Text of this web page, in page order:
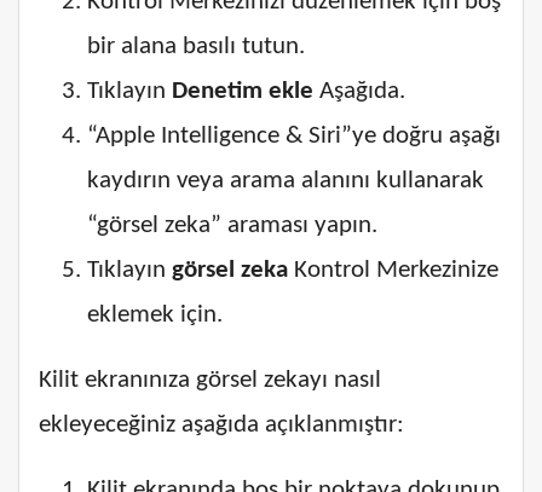
bir alana basılı tutun.
Tıklayın Denetim ekle Aşağıda.
“Apple Intelligence & Siri”ye doğru aşağı
kaydırın veya arama alanını kullanarak
“görsel zeka” araması yapın.
Tıklayın görsel zeka Kontrol Merkezinize
eklemek için.
Kilit ekranınıza görsel zekayı nasıl
ekleyeceğiniz aşağıda açıklanmıştır: